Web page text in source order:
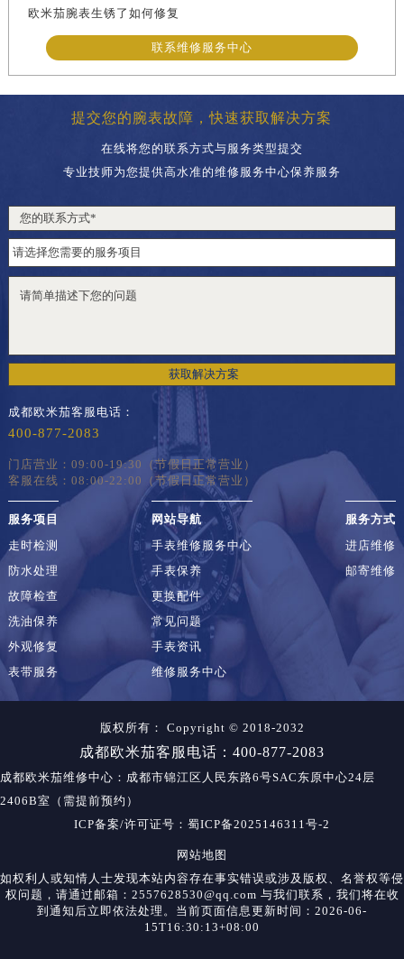
欧米茄腕表生锈了如何修复
联系维修服务中心
提交您的腕表故障，快速获取解决方案
在线将您的联系方式与服务类型提交
专业技师为您提供高水准的维修服务中心保养服务
获取解决方案
成都欧米茄客服电话：
400-877-2083
门店营业：09:00-19:30（节假日正常营业）
客服在线：08:00-22:00（节假日正常营业）
服务项目
走时检测
防水处理
故障检查
洗油保养
外观修复
表带服务
网站导航
手表维修服务中心
手表保养
更换配件
常见问题
手表资讯
维修服务中心
服务方式
进店维修
邮寄维修
版权所有： Copyright © 2018-2032
成都欧米茄客服电话：400-877-2083
成都欧米茄维修中心 ：成都市锦江区人民东路6号SAC东原中心24层
2406B室（需提前预约）
ICP备案/许可证号：蜀ICP备2025146311号-2
网站地图
如权利人或知情人士发现本站内容存在事实错误或涉及版权、名誉权等侵
权问题，请通过邮箱：2557628530@qq.com 与我们联系，我们将在收
到通知后立即依法处理。当前页面信息更新时间：2026-06-
15T16:30:13+08:00